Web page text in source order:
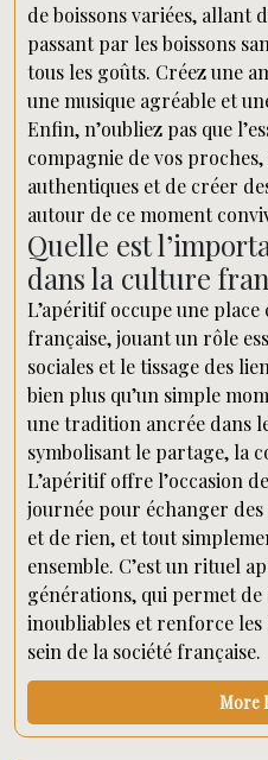
de boissons variées, allant
passant par les boissons
tous les goûts. Créez une
une musique agréable et
Enfin, n’oubliez pas que
compagnie de vos
authentiques et de créer
autour de ce moment
Quelle est
dans la culture
L’apéritif occupe une
française, jouant un rôle
sociales et le tissage des
bien plus qu’un simple
une tradition ancrée dans
symbolisant le partage, la
L’apéritif offre l’occasion
journée pour échanger
et de rien, et tout
ensemble. C’est un rituel
générations, qui permet
inoubliables et renforce
sein de la société française.
More